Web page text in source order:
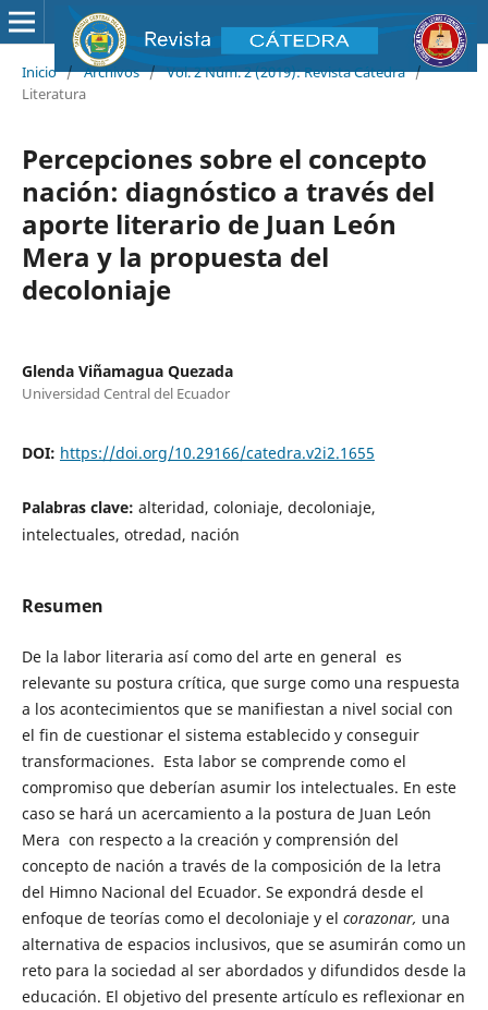
Inicio / Archivos / Vol. 2 Núm. 2 (2019): Revista Cátedra /
Literatura
Percepciones sobre el concepto
nación: diagnóstico a través del
aporte literario de Juan León
Mera y la propuesta del
decoloniaje
Glenda Viñamagua Quezada
Universidad Central del Ecuador
DOI: https://doi.org/10.29166/catedra.v2i2.1655
Palabras clave: alteridad, coloniaje, decoloniaje,
intelectuales, otredad, nación
Resumen
De la labor literaria así como del arte en general es
relevante su postura crítica, que surge como una respuesta
a los acontecimientos que se manifiestan a nivel social con
el fin de cuestionar el sistema establecido y conseguir
transformaciones. Esta labor se comprende como el
compromiso que deberían asumir los intelectuales. En este
caso se hará un acercamiento a la postura de Juan León
Mera con respecto a la creación y comprensión del
concepto de nación a través de la composición de la letra
del Himno Nacional del Ecuador. Se expondrá desde el
enfoque de teorías como el decoloniaje y el corazonar, una
alternativa de espacios inclusivos, que se asumirán como un
reto para la sociedad al ser abordados y difundidos desde la
educación. El objetivo del presente artículo es reflexionar en